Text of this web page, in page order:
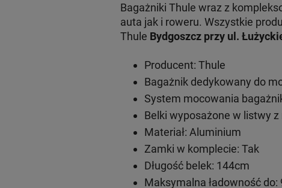
Bagażniki Thule wraz z
auta jak i roweru. Wszystkie
Thule Bydgoszcz przy ul.
Producent: Thule
Bagażnik dedykowany do
System mocowania
Belki wyposażone w listwy z
Materiał: Aluminium
Zamki w komplecie: Tak
Długość belek: 144cm
Maksymalna ładowność